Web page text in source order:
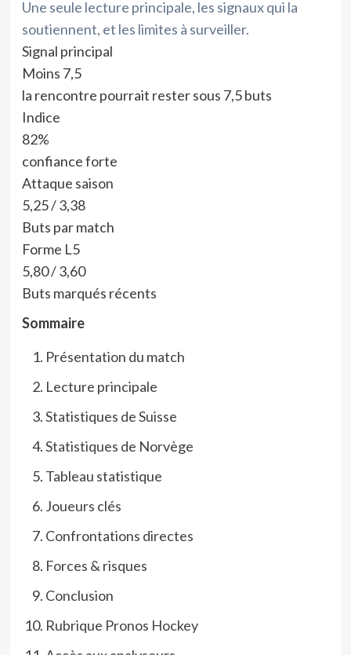
Une seule lecture principale, les signaux qui la
soutiennent, et les limites à surveiller.
Signal principal
Moins 7,5
la rencontre pourrait rester sous 7,5 buts
Indice
82%
confiance forte
Attaque saison
5,25 / 3,38
Buts par match
Forme L5
5,80 / 3,60
Buts marqués récents
Sommaire
Présentation du match
Lecture principale
Statistiques de Suisse
Statistiques de Norvège
Tableau statistique
Joueurs clés
Confrontations directes
Forces & risques
Conclusion
Rubrique Pronos Hockey